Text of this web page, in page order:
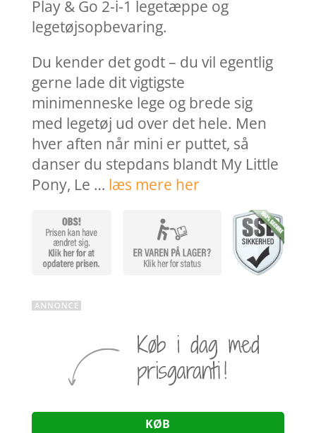
319,95 kr..
Play & Go 2-i-1 legetæppe og
legetøjsopbevaring.
Du kender det godt – du vil egentlig
gerne lade dit vigtigste
minimenneske lege og brede sig
med legetøj ud over det hele. Men
hver aften når mini er puttet, så
danser du stepdans blandt My Little
Pony, Le … læs mere her
KØB